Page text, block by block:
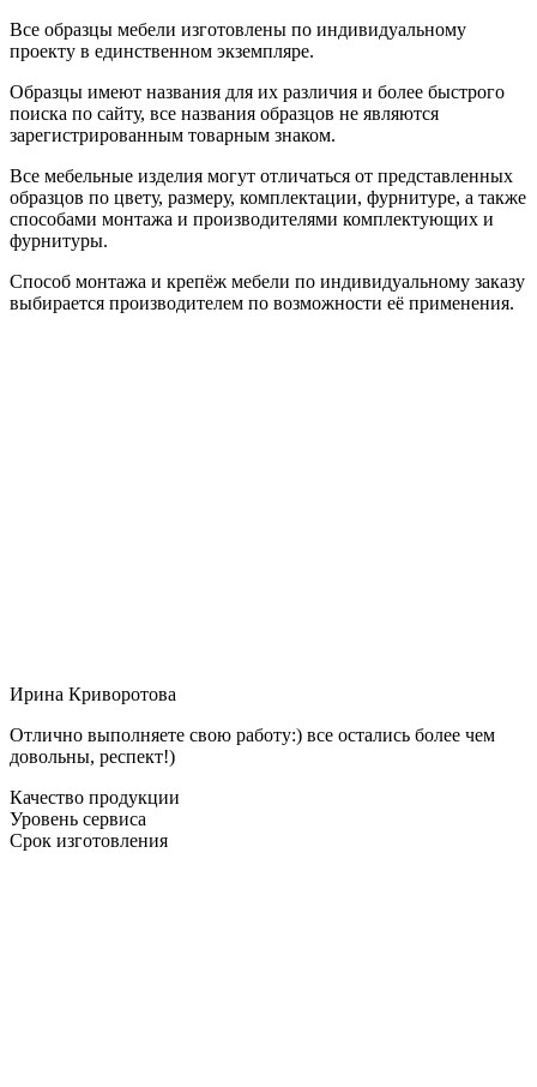
Все образцы мебели изготовлены по индивидуальному
проекту в единственном экземпляре.
Образцы имеют названия для их различия и более быстрого
поиска по сайту, все названия образцов не являются
зарегистрированным товарным знаком.
Все мебельные изделия могут отличаться от представленных
образцов по цвету, размеру, комплектации, фурнитуре, а также
способами монтажа и производителями комплектующих и
фурнитуры.
Способ монтажа и крепёж мебели по индивидуальному заказу
выбирается производителем по возможности её применения.
Ирина Криворотова
Отлично выполняете свою работу:) все остались более чем
довольны, респект!)
Качество продукции
Уровень сервиса
Срок изготовления